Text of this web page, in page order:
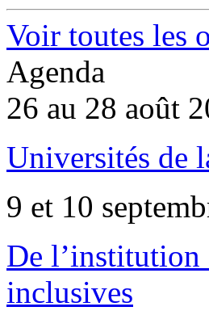
Voir toutes les
Agenda
26 au 28 août
Universités de
9 et 10
De l’institution
inclusives